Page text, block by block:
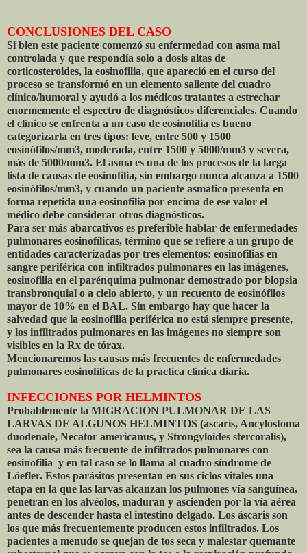
CONCLUSIONES DEL CASO
Si bien este paciente comenzó su enfermedad con asma mal
controlada y que respondía solo a dosis altas de
corticosteroides, la eosinofilia, que apareció en el curso del
proceso se transformó en un elemento saliente del cuadro
clínico/humoral y ayudó a los médicos tratantes a estrechar
enormemente el espectro de diagnósticos diferenciales. Cuando
el clínico se enfrenta a un caso de eosinofilia es bueno
categorizarla en tres tipos: leve, entre 500 y 1500
eosinófilos/mm3, moderada, entre 1500 y 5000/mm3 y severa,
más de 5000/mm3. El asma es una de los procesos de la larga
lista de causas de eosinofilia, sin embargo nunca alcanza a 1500
eosinófilos/mm3, y cuando un paciente asmático presenta en
forma repetida una eosinofilia por encima de ese valor el
médico debe considerar otros diagnósticos.
Para ser más abarcativos es preferible hablar de enfermedades
pulmonares eosinofílicas, término que se refiere a un grupo de
entidades caracterizadas por tres elementos: eosinofilias en
sangre periférica con infiltrados pulmonares en las imágenes,
eosinofilia en el parénquima pulmonar demostrado por biopsia
transbronquial o a cielo abierto, y un recuento de eosinófilos
mayor de 10% en el BAL. Sin embargo hay que hacer la
salvedad que la eosinofilia periférica no está siempre presente,
y los infiltrados pulmonares en las imágenes no siempre son
visibles en la Rx de tórax.
Mencionaremos las causas más frecuentes de enfermedades
pulmonares eosinofílicas de la práctica clínica diaria.
INFECCIONES POR HELMINTOS
Probablemente la MIGRACIÓN PULMONAR DE LAS
LARVAS DE ALGUNOS HELMINTOS (áscaris, Ancylostoma
duodenale, Necator americanus, y Strongyloides stercoralis),
sea la causa más frecuente de infiltrados pulmonares con
eosinofilia y en tal caso se lo llama al cuadro síndrome de
Löefler. Estos parásitos presentan en sus ciclos vitales una
etapa en la que las larvas alcanzan los pulmones vía sanguínea,
penetran en los alvéolos, maduran y ascienden por la vía aérea
antes de descender hasta el intestino delgado. Los áscaris son
los que más frecuentemente producen estos infiltrados. Los
pacientes a menudo se quejan de tos seca y malestar quemante